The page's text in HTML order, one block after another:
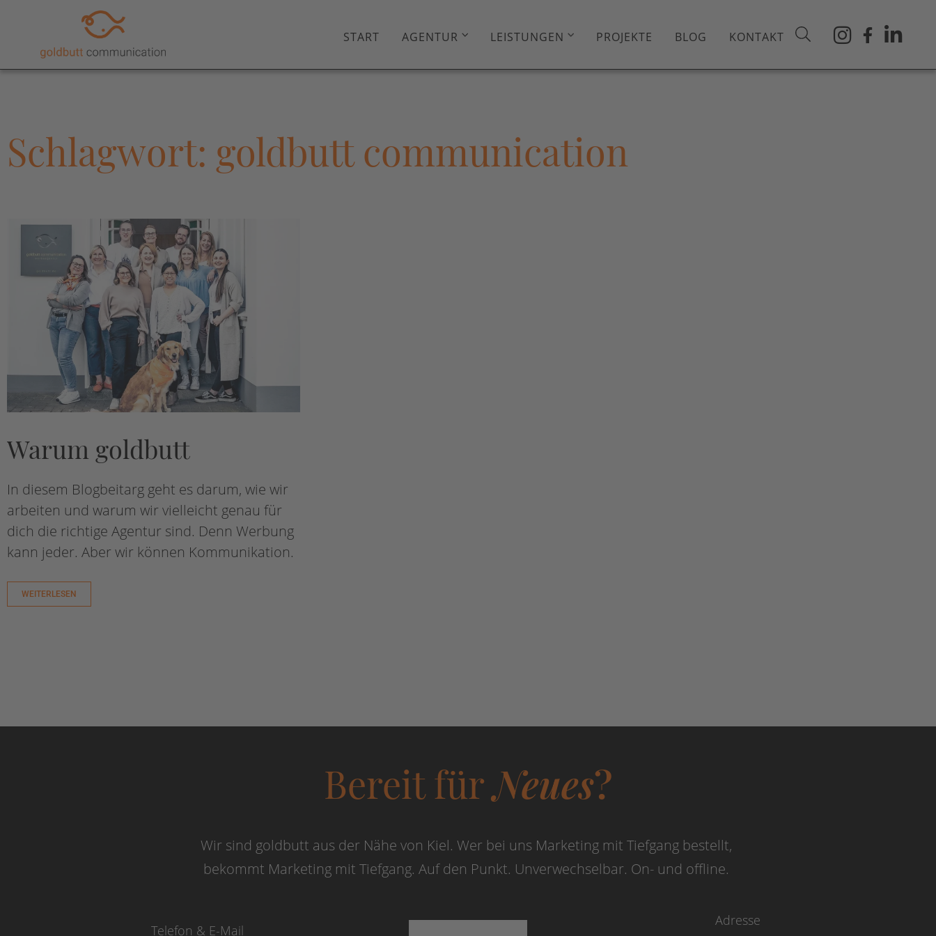
START AGENTUR LEISTUNGEN PROJEKTE BLOG KONTAKT
Schlagwort: goldbutt communication
Warum goldbutt
In diesem Blogbeitarg geht es darum, wie wir
arbeiten und warum wir vielleicht genau für
dich die richtige Agentur sind. Denn Werbung
kann jeder. Aber wir können Kommunikation.
WEITERLESEN
Bereit fürNeues?
Wir sind goldbutt aus der Nähe von Kiel. Wer bei uns Marketing mit Tiefgang bestellt,
bekommt Marketing mit Tiefgang. Auf den Punkt. Unverwechselbar. On- und offline.
Telefon & E-Mail
Adresse